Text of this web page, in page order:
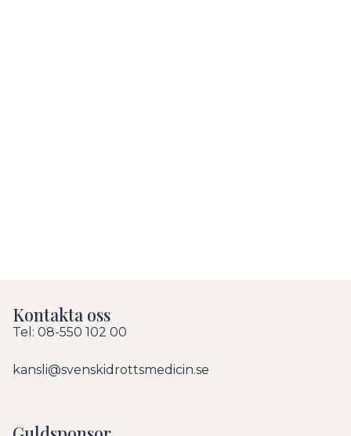
Kontakta oss
Tel: 08-550 102 00
kansli@svenskidrottsmedicin.se